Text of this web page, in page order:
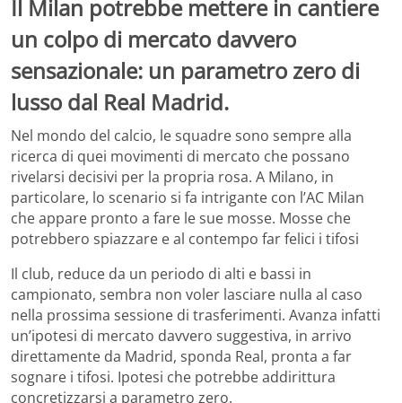
Il Milan potrebbe mettere in cantiere
un colpo di mercato davvero
sensazionale: un parametro zero di
lusso dal Real Madrid.
Nel mondo del calcio, le squadre sono sempre alla
ricerca di quei movimenti di mercato che possano
rivelarsi decisivi per la propria rosa. A Milano, in
particolare, lo scenario si fa intrigante con l’AC Milan
che appare pronto a fare le sue mosse. Mosse che
potrebbero spiazzare e al contempo far felici i tifosi
Il club, reduce da un periodo di alti e bassi in
campionato, sembra non voler lasciare nulla al caso
nella prossima sessione di trasferimenti. Avanza infatti
un’ipotesi di mercato davvero suggestiva, in arrivo
direttamente da Madrid, sponda Real, pronta a far
sognare i tifosi. Ipotesi che potrebbe addirittura
concretizzarsi a parametro zero.